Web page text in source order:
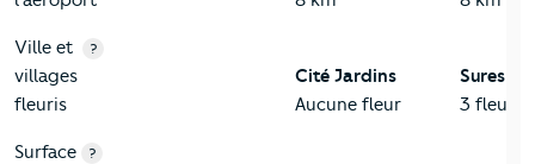
Ville et
villages
fleuris
?
Cité Jardins
Aucune fleur
Suresnes
3 fleurs
Surface ?